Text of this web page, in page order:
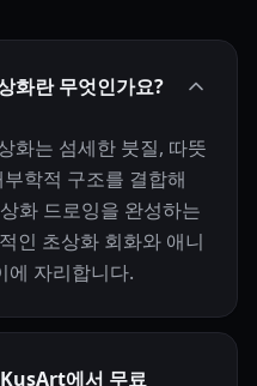
화란 무엇인가요?
화는 섬세한 붓질, 따뜻
학적 구조를 결합해
화 드로잉을 완성하는
인 초상화 회화와 애니
에 자리합니다.
에서 무료